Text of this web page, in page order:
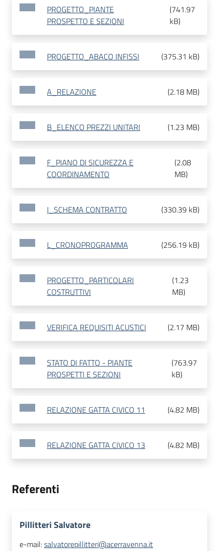
PROGETTO_PIANTE
PROSPETTO E SEZIONI
(741.97
kB)
PROGETTO_ABACO INFISSI (375.31 kB)
A_RELAZIONE (2.18 MB)
B_ELENCO PREZZI UNITARI (1.23 MB)
F_PIANO DI SICUREZZA E
COORDINAMENTO
(2.08
MB)
I_SCHEMA CONTRATTO (330.39 kB)
L_CRONOPROGRAMMA (256.19 kB)
PROGETTO_PARTICOLARI
COSTRUTTIVI
(1.23
MB)
VERIFICA REQUISITI ACUSTICI (2.17 MB)
STATO DI FATTO - PIANTE
PROSPETTI E SEZIONI
(763.97
kB)
RELAZIONE GATTA CIVICO 11 (4.82 MB)
RELAZIONE GATTA CIVICO 13 (4.82 MB)
Referenti
Pillitteri Salvatore
e-mail:salvatorepillitteri@acerravenna.it